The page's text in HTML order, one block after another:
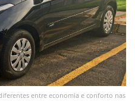
entre economia e conforto nas